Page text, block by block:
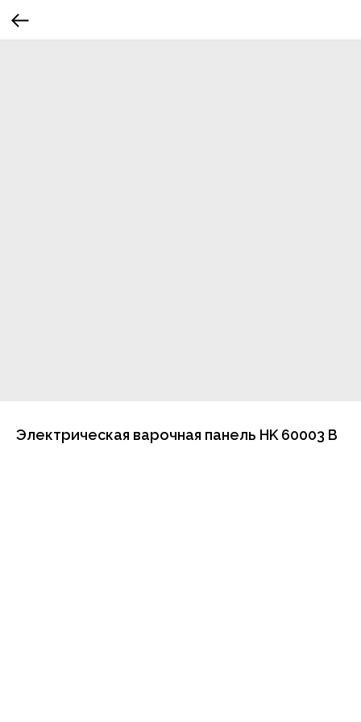
Электрическая варочная панель HK 60003 B